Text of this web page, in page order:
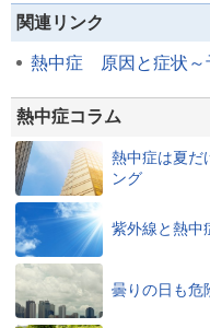
関連リンク
熱中症 原因と症状～
熱中症コラム
熱中症は夏だ
ング
紫外線と熱中
曇りの日も危